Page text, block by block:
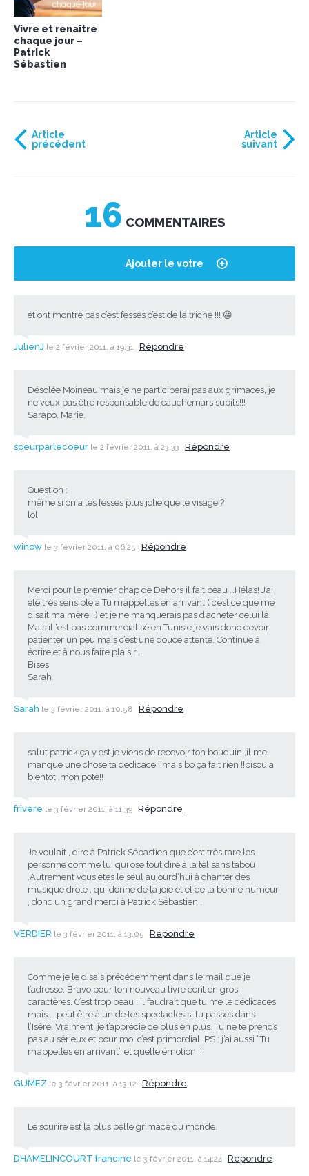
Vivre et renaître
chaque jour –
Patrick
Sébastien
Article
précédent
Article
suivant
Ajouter le votre
16 COMMENTAIRES
et ont montre pas c’est fesses c’est de la triche !!! 😀
JulienJ le 2 février 2011, à 19:31 Répondre
Désolée Moineau mais je ne participerai pas aux grimaces, je
ne veux pas être responsable de cauchemars subits!!!
Sarapo. Marie.
soeurparlecoeur le 2 février 2011, à 23:33 Répondre
Question :
même si on a les fesses plus jolie que le visage ?
lol
winow le 3 février 2011, à 06:25 Répondre
Merci pour le premier chap de Dehors il fait beau …Hélas! J’ai
été très sensible à Tu m’appelles en arrivant ( c’est ce que me
disait ma mère!!!) et je ne manquerais pas d’acheter celui là.
Mais il ‘est pas commercialisé en Tunisie je vais donc devoir
patienter un peu mais c’est une douce attente. Continue à
écrire et à nous faire plaisir…
Bises
Sarah
Sarah le 3 février 2011, à 10:58 Répondre
salut patrick ça y est je viens de recevoir ton bouquin ,il me
manque une chose ta dedicace !!mais bo ça fait rien !!bisou a
bientot ,mon pote!!
frivere le 3 février 2011, à 11:39 Répondre
Je voulait , dire à Patrick Sébastien que c’est très rare les
personne comme lui qui ose tout dire à la tél sans tabou
.Autrement vous etes le seul aujourd’hui à chanter des
musique drole , qui donne de la joie et et de la bonne humeur
, donc un grand merci à Patrick Sébastien .
VERDIER le 3 février 2011, à 13:05 Répondre
Comme je le disais précédemment dans le mail que je
t’adresse. Bravo pour ton nouveau livre écrit en gros
caractères. C’est trop beau : il faudrait que tu me le dédicaces
mais…. peut être à un de tes spectacles si tu passes dans
l’Isère. Vraiment, je t’apprécie de plus en plus. Tu ne te prends
pas au sérieux et pour moi c’est primordial. PS : j’ai aussi “Tu
m’appelles en arrivant” et quelle émotion !!!
GUMEZ le 3 février 2011, à 13:12 Répondre
Le sourire est la plus belle grimace du monde.
DHAMELINCOURT francine le 3 février 2011, à 14:24 Répondre